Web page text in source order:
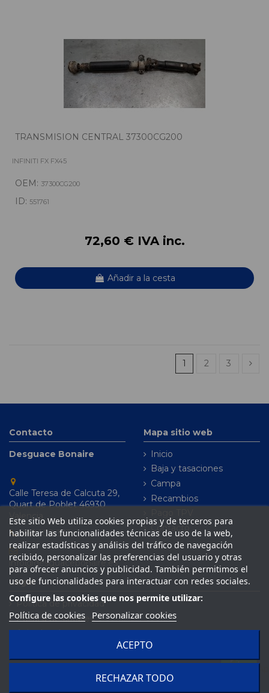
TRANSMISION CENTRAL 37300CG200
INFINITI FX FX45
OEM: 37300CG200
ID: 551761
72,60 € IVA inc.
Añadir a la cesta
1 2 3
Contacto
Desguace Bonaire
Calle Teresa de Calcuta 29,
Quart de Poblet 46930
Valencia
961 100 333
info@desguacebonaire.es
Mapa sitio web
Inicio
Baja y tasaciones
Campa
Recambios
Contacto
Legal
Política de privacidad
Política de cookies
Aviso legal
Este sitio Web utiliza cookies propias y de terceros para
habilitar las funcionalidades técnicas de uso de la web,
realizar estadísticas y análisis del tráfico de navegación
recibido, personalizar las preferencias del usuario y otras
para ofrecer anuncios y publicidad. También permitimos el
uso de funcionalidades para interactuar con redes sociales.
Configure las cookies que nos permite utilizar:
Política de cookies Personalizar cookies
RECHAZAR TODO
ACEPTO